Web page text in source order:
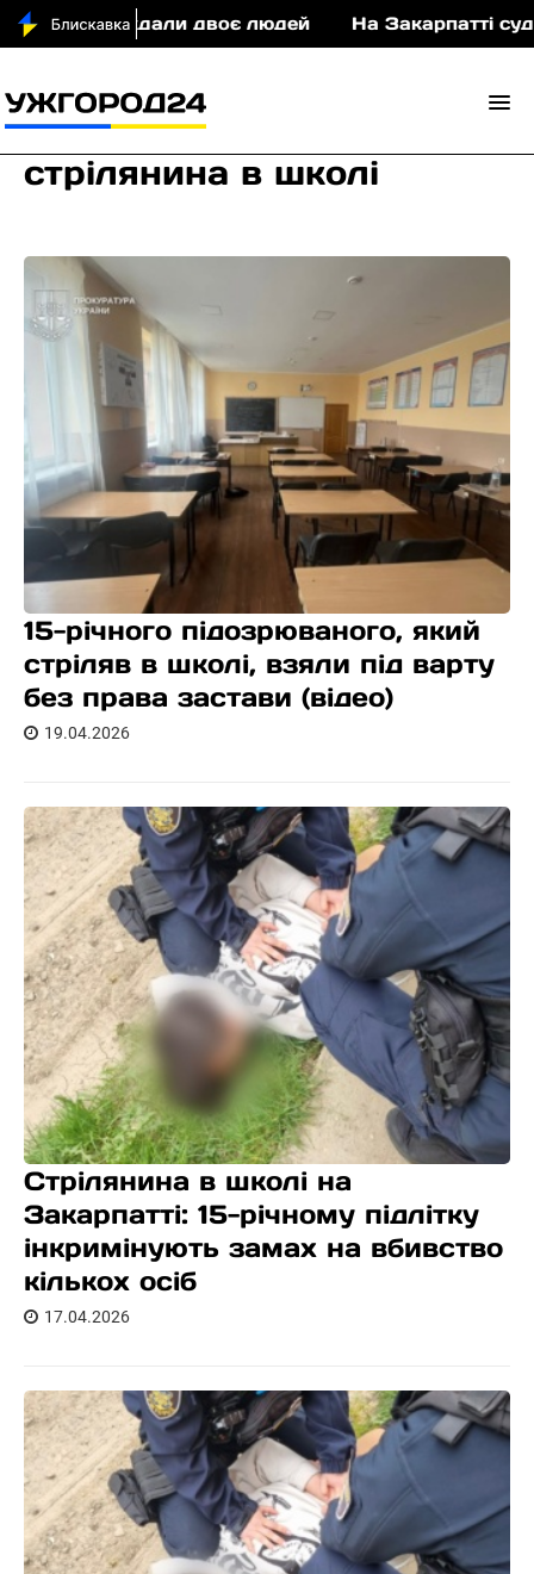
двоє людей На Закарпатті
стрілянина в школі
15-річного підозрюваного, який
стріляв в школі, взяли під варту
без права застави (відео)
19.04.2026
Стрілянина в школі на
Закарпатті: 15-річному підлітку
інкримінують замах на вбивство
кількох осіб
17.04.2026